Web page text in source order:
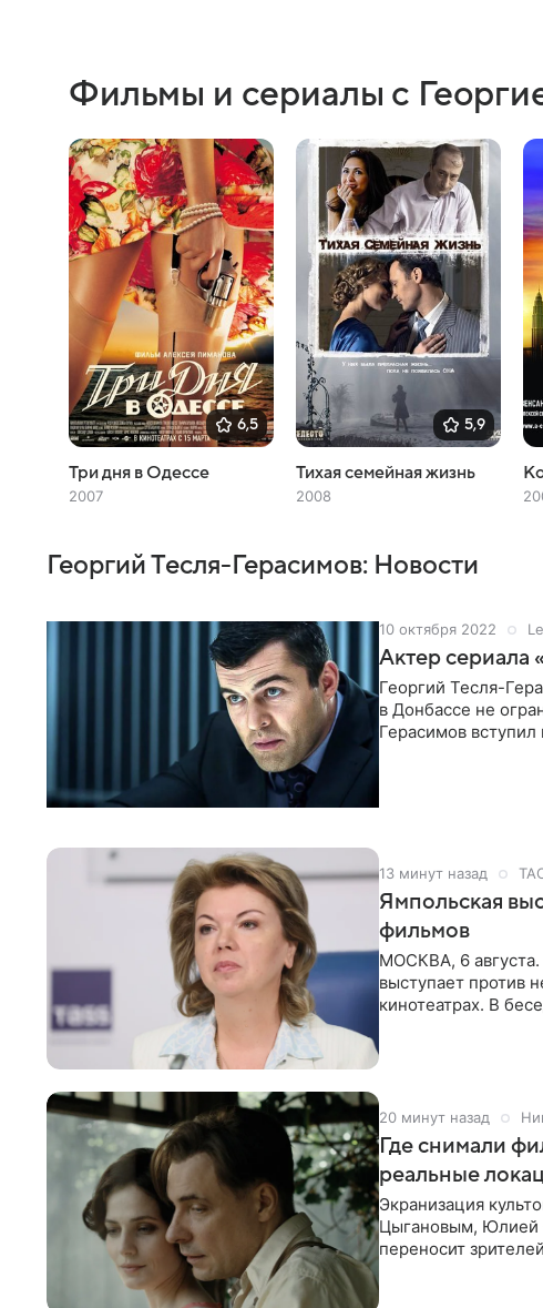
Фильмы и сериалы с
6,5
Три дня в Одессе
2007
5,9
Тихая семейная жизнь
2008
Георгий Тесля-Герасимов: Новости
10 октября 2022
Актер сериала
Георгий Тесля-
в Донбассе не
Герасимов
13 минут назад
Ямпольская
фильмов
МОСКВА, 6
выступает против
кинотеатрах. В
20 минут назад
Где снимали
реальные
Экранизация
Цыгановым, Юлией
переносит